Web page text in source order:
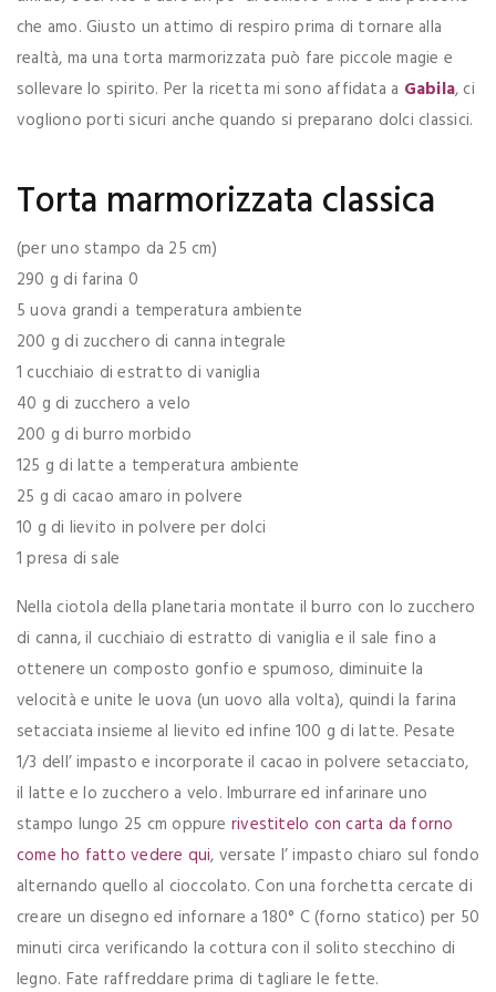
che amo. Giusto un attimo di respiro prima di tornare alla
realtà, ma una torta marmorizzata può fare piccole magie e
sollevare lo spirito. Per la ricetta mi sono affidata a Gabila, ci
vogliono porti sicuri anche quando si preparano dolci classici.
Torta marmorizzata classica
(per uno stampo da 25 cm)
290 g di farina 0
5 uova grandi a temperatura ambiente
200 g di zucchero di canna integrale
1 cucchiaio di estratto di vaniglia
40 g di zucchero a velo
200 g di burro morbido
125 g di latte a temperatura ambiente
25 g di cacao amaro in polvere
10 g di lievito in polvere per dolci
1 presa di sale
Nella ciotola della planetaria montate il burro con lo zucchero
di canna, il cucchiaio di estratto di vaniglia e il sale fino a
ottenere un composto gonfio e spumoso, diminuite la
velocità e unite le uova (un uovo alla volta), quindi la farina
setacciata insieme al lievito ed infine 100 g di latte. Pesate
1/3 dell’ impasto e incorporate il cacao in polvere setacciato,
il latte e lo zucchero a velo. Imburrare ed infarinare uno
stampo lungo 25 cm oppure rivestitelo con carta da forno
come ho fatto vedere qui, versate l’ impasto chiaro sul fondo
alternando quello al cioccolato. Con una forchetta cercate di
creare un disegno ed infornare a 180° C (forno statico) per 50
minuti circa verificando la cottura con il solito stecchino di
legno. Fate raffreddare prima di tagliare le fette.